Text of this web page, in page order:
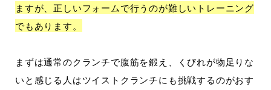
ますが、正しいフォームで行うのが難しいトレーニング
でもあります。
まずは通常のクランチで腹筋を鍛え、くびれが物足りな
いと感じる人はツイストクランチにも挑戦するのがおす